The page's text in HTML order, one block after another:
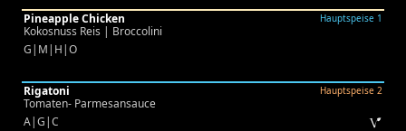
Pineapple Chicken Hauptspeise 1
Kokosnuss Reis | Broccolini
G|M|H|O
Rigatoni Hauptspeise 2
Tomaten- Parmesansauce
A|G|C